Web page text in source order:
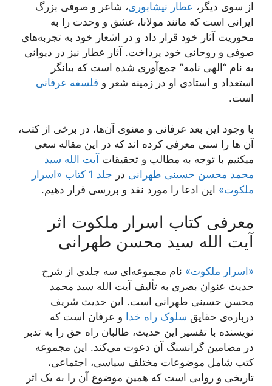
از سوی دیگر، عطار نیشابوری، شاعر و صوفی بزرگ
ایرانی است که مانند مولانا، عشق و وحدت را به
محوریت آثار خود قرار داد و در اشعار خود به تجربه‌های
صوفی و روحانی خود پرداخت. آثار عطار نیز در دیوانی
به نام “الهی نامه” جمع‌آوری شده است که بیانگر
استعداد و استادی او در زمینه شعر و فلسفه عرفانی
است.
با وجود این بعد عرفانی و معنوی آن‌ها، در برخی از کتب،
آن ها را سنی معرفی کرده اند که در این مقاله سعی
میکنیم با توجه به مطالب و تحقیقات آیت الله سید
محمد محسن حسینی طهرانی در
جلد 1 کتاب «اسرار
ملکوت» این ادعا را مورد نقد و بررسی قرار دهیم.
معرفی کتاب اسرار ملکوت اثر
آیت الله سید محسن طهرانی
«اسرار ملکوت» نام مجموعه‌ای سه جلدی از شرح
حدیث عنوان بصری به تألیف آیت الله سید محمد
محسن حسینی طهرانی است. این حدیث شریف
درباره‌ی حقایق سلوک راه خدا و عرفان است که
نویسنده با تفسیر این حدیث، طالبان راه حق را به تدبر
در مضامین گرانسنگ آن دعوت می‌کند. این مجموعه
کتب شامل موضوعات مختلف سیاسی، اجتماعی،
تاریخی و روایی است که همین موضوع آن را به یک اثر